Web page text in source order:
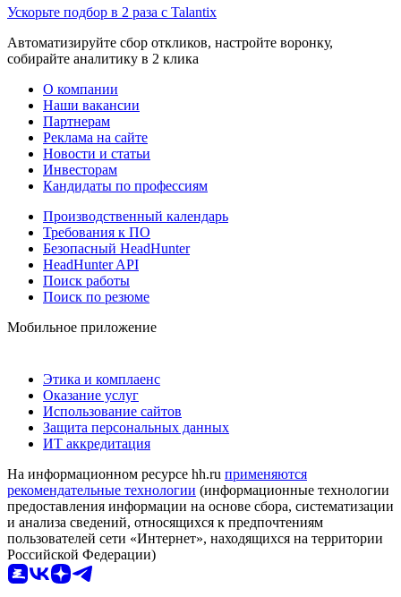
Ускорьте подбор в 2 раза с Talantix
Автоматизируйте сбор откликов, настройте воронку,
собирайте аналитику в 2 клика
О компании
Наши вакансии
Партнерам
Реклама на сайте
Новости и статьи
Инвесторам
Кандидаты по профессиям
Производственный календарь
Требования к ПО
Безопасный HeadHunter
HeadHunter API
Поиск работы
Поиск по резюме
Мобильное приложение
Этика и комплаенс
Оказание услуг
Использование сайтов
Защита персональных данных
ИТ аккредитация
На информационном ресурсе hh.ru применяются
рекомендательные технологии (информационные технологии
предоставления информации на основе сбора, систематизации
и анализа сведений, относящихся к предпочтениям
пользователей сети «Интернет», находящихся на территории
Российской Федерации)